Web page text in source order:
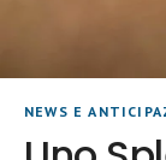
NEWS E